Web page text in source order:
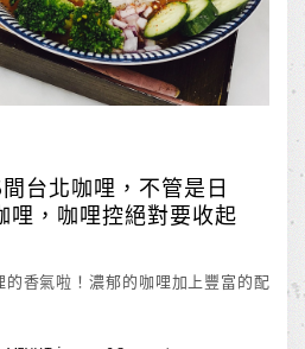
台北咖哩，不管是日
哩，咖哩控絕對要收起
香氣啦！濃郁的咖哩加上豐富的配